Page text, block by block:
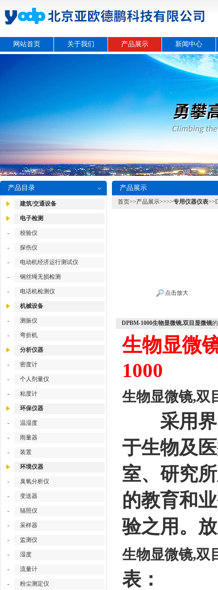
网站首页 关于我们 产品展示 新闻中心
产品目录
建筑/交通设备
电子检测
- 校验仪
- 探伤仪
- 电动机经济运行测试仪
- 钢丝绳无损检测
- 电话机检测仪
机械设备
- 测振仪
- 弯折机
分析仪器
- 密度计
- 个人剂量仪
- 粘度计
环保仪器
- 温湿度
- 雨量器
- 装置
环境仪器
- 臭氧分析仪
- 变送器
- 辐照仪
- 采样器
- 监测仪
- 湿度
- 流量计
- 粉尘测定仪
产品展示
首页>>产品展示>>>>专用仪器仪表
点击放大
DPBM-1000生物显微镜,双目显微镜
生物显微
1000
生物显微镜,双
采用界
于生物及
室、研究
的教育和
验之用。
生物显微镜,双
表：